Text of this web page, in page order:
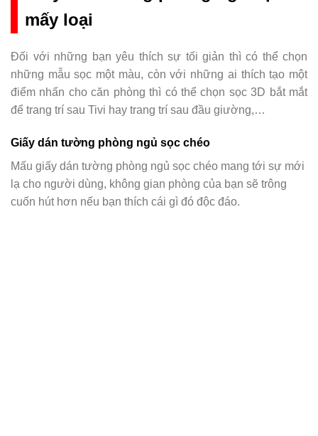
mấy loại
Đối với những bạn yêu thích sự tối giản thì có thể chọn
những mẫu sọc một màu, còn với những ai thích tạo một
điểm nhấn cho căn phòng thì có thể chọn sọc 3D bắt mắt
để trang trí sau Tivi hay trang trí sau đầu giường,…
Giấy dán tường phòng ngủ sọc chéo
Mấu giấy dán tường phòng ngủ sọc chéo mang tới sự mới
lạ cho người dùng, không gian phòng của bạn sẽ trông
cuốn hút hơn nếu bạn thích cái gì đó độc đáo.